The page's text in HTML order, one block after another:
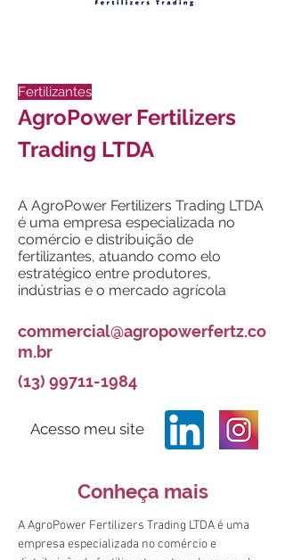
Fertilizantes
AgroPower Fertilizers
Trading LTDA
A AgroPower Fertilizers Trading LTDA
é uma empresa especializada no
comércio e distribuição de
fertilizantes, atuando como elo
estratégico entre produtores,
indústrias e o mercado agrícola
commercial@agropowerfertz.co
m.br
(13) 99711-1984
Acesso meu site
Conheça mais
A AgroPower Fertilizers Trading LTDA é uma
empresa especializada no comércio e